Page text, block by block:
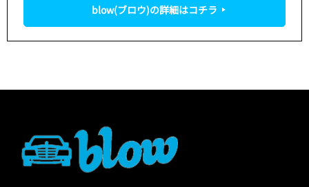
blow(ブロウ)の詳細はコチラ